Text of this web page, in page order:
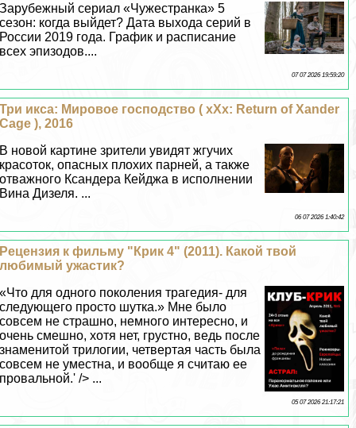
Зарубежный сериал «Чужестранка» 5
сезон: когда выйдет? Дата выхода серий в
России 2019 года. График и расписание
всех эпизодов....
07 07 2026 19:59:20
Три икса: Мировое господство ( xXx: Return of Xander
Cage ), 2016
В новой картине зрители увидят жгучих
красоток, опасных плохих парней, а также
отважного Ксандера Кейджа в исполнении
Вина Дизеля. ...
06 07 2026 1:40:42
Рецензия к фильму "Крик 4" (2011). Какой твой
любимый ужастик?
«Что для одного поколения трагедия- для
следующего просто шутка.» Мне было
совсем не страшно, немного интересно, и
очень смешно, хотя нет, грустно, ведь после
знаменитой трилогии, четвертая часть была
совсем не уместна, и вообще я считаю ее
провальной.' /> ...
05 07 2026 21:17:21